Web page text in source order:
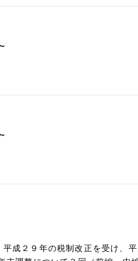
成２９年の税制改正を受け、